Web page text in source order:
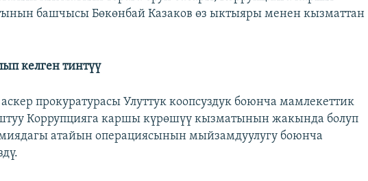
башчысы Бөкөнбай Казаков өз ыктыяры менен кызматтан
келген тинтүү
прокуратурасы Улуттук коопсуздук боюнча мамлекеттик
Коррупцияга каршы күрөшүү кызматынын жакында болуп
атайын операциясынын мыйзамдуулугу боюнча